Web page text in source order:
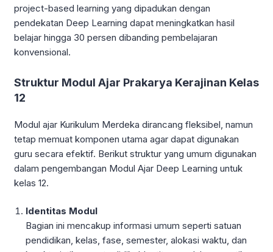
project-based learning yang dipadukan dengan
pendekatan Deep Learning dapat meningkatkan hasil
belajar hingga 30 persen dibanding pembelajaran
konvensional.
Struktur Modul Ajar Prakarya Kerajinan Kelas
12
Modul ajar Kurikulum Merdeka dirancang fleksibel, namun
tetap memuat komponen utama agar dapat digunakan
guru secara efektif. Berikut struktur yang umum digunakan
dalam pengembangan Modul Ajar Deep Learning untuk
kelas 12.
Identitas Modul
Bagian ini mencakup informasi umum seperti satuan
pendidikan, kelas, fase, semester, alokasi waktu, dan